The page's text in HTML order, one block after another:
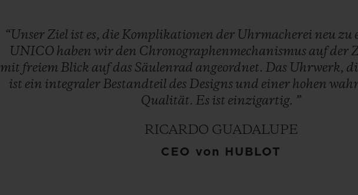
“Unser Ziel ist es, die Komplikationen der Uhrmacherei neu zu
UNICO haben wir den Chronographenmechanismus auf der
mit freiem Blick auf das Säulenrad angeordnet. Das Uhrwerk,
ist ein integraler Bestandteil des Designs und einer hohen
Qualität. Es ist einzigartig. ”
RICARDO GUADALUPE
CEO von HUBLOT